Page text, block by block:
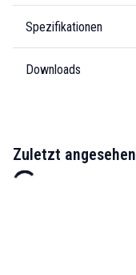
Spezifikationen
Downloads
Zuletzt angesehen